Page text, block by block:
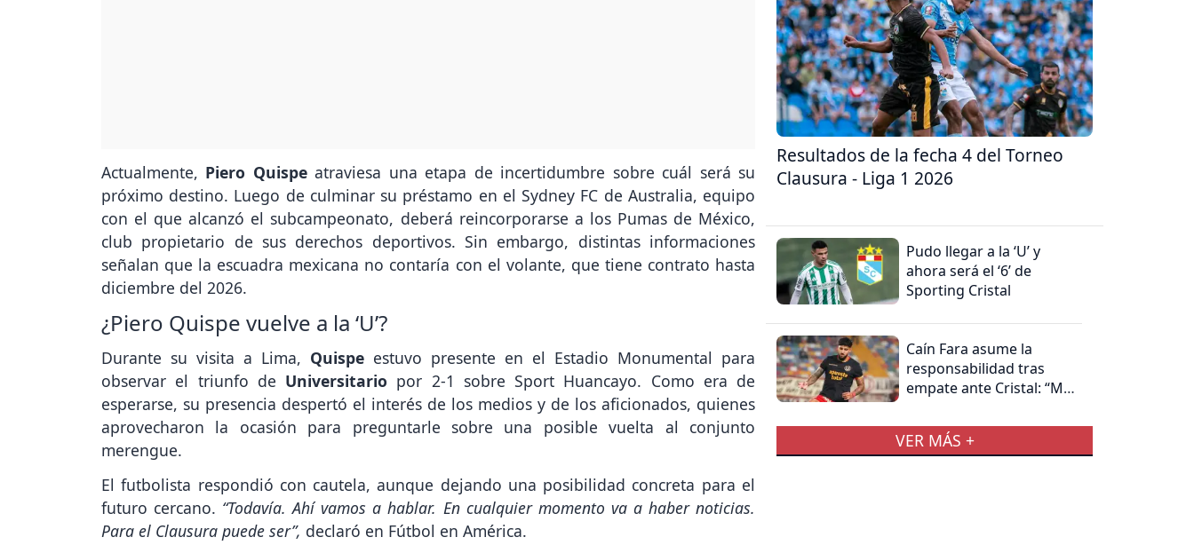
Actualmente, Piero Quispeatraviesa una etapa de incertidumbre sobre cuál será su
próximo destino. Luego de culminar su préstamo en el Sydney FC de Australia, equipo
con el que alcanzó el subcampeonato, deberá reincorporarse a los Pumas de México,
club propietario de sus derechos deportivos. Sin embargo, distintas informaciones
señalan que la escuadra mexicana no contaría con el volante, que tiene contrato hasta
diciembre del 2026.
¿Piero Quispe vuelve a la ‘U’?
Durante su visita a Lima, Quispe estuvo presente en el Estadio Monumental para
observar el triunfo de Universitario por 2-1 sobre Sport Huancayo. Como era de
esperarse, su presencia despertó el interés de los medios y de los aficionados, quienes
aprovecharon la ocasión para preguntarle sobre una posible vuelta al conjunto
merengue.
El futbolista respondió con cautela, aunque dejando una posibilidad concreta para el
futuro cercano. “Todavía. Ahí vamos a hablar. En cualquier momento va a haber noticias.
Para el Clausura puede ser”, declaró en Fútbol en América.
Resultados de la fecha 4 del Torneo
Clausura - Liga 1 2026
Pudo llegar a la ‘U’ y
ahora será el ‘6’ de
Sporting Cristal
Caín Fara asume la
responsabilidad tras
empate ante Cristal: “Me
VER MÁS +